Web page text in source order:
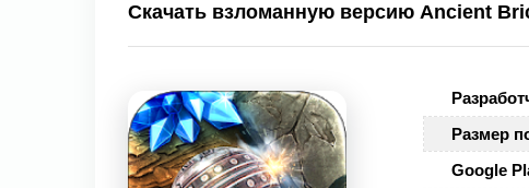
Скачать взломанную версию Ancient
Размер
Google